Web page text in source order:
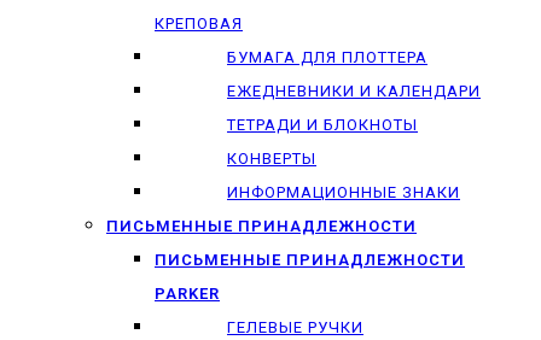
КРЕПОВАЯ
БУМАГА ДЛЯ ПЛОТТЕРА
ЕЖЕДНЕВНИКИ И КАЛЕНДАРИ
ТЕТРАДИ И БЛОКНОТЫ
КОНВЕРТЫ
ИНФОРМАЦИОННЫЕ ЗНАКИ
ПИСЬМЕННЫЕ ПРИНАДЛЕЖНОСТИ
ПИСЬМЕННЫЕ ПРИНАДЛЕЖНОСТИ
PARKER
ГЕЛЕВЫЕ РУЧКИ